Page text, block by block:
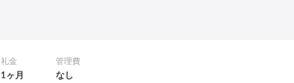
礼金
1ヶ月
管理費
なし